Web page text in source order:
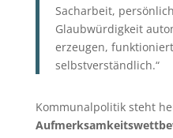
Sacharbeit,
Glaubwürdigkeit
erzeugen,
selbstverständlich.“
Kommunalpolitik steht